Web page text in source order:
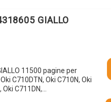
GIALLO
11500 pagine per
C710DTN, Oki C710N, Oki
Oki C711DN,…